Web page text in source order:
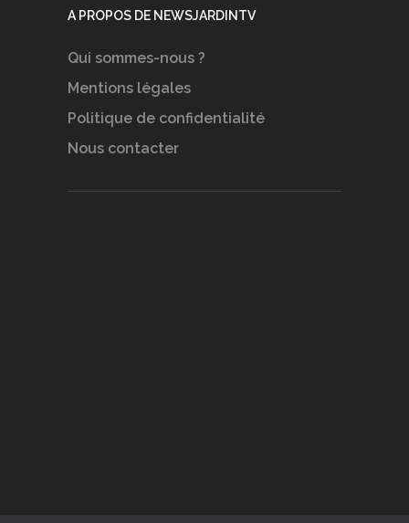
A PROPOS DE NEWSJARDINTV
Qui sommes-nous ?
Mentions légales
Politique de confidentialité
Nous contacter